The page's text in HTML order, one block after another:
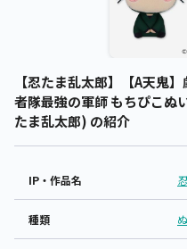
【忍たま乱太郎】【A天鬼
者隊最強の軍師 もちぴこ
たま乱太郎) の紹介
IP・作品名
種類